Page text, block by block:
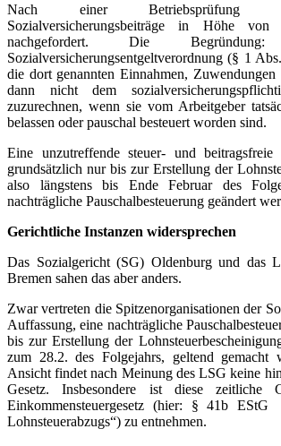
Nach einer Betriebsprüfung
Sozialversicherungsbeiträge in Höhe
nachgefordert. Die
Sozialversicherungsentgeltverordnung (§ 1
die dort genannten Einnahmen,
dann nicht dem
zuzurechnen, wenn sie vom Arbeitgeber
belassen oder pauschal besteuert worden sind.
Eine unzutreffende steuer- und beitragsfreie
grundsätzlich nur bis zur Erstellung der
also längstens bis Ende Februar des
nachträgliche Pauschalbesteuerung geändert
Gerichtliche Instanzen widersprechen
Das Sozialgericht (SG) Oldenburg und das
Bremen sahen das aber anders.
Zwar vertreten die Spitzenorganisationen der
Auffassung, eine nachträgliche
bis zur Erstellung der
zum 28.2. des Folgejahrs, geltend gemacht
Ansicht findet nach Meinung des LSG keine
Gesetz. Insbesondere ist diese zeitliche
Einkommensteuergesetz (hier: § 41b
Lohnsteuerabzugs“) zu entnehmen.